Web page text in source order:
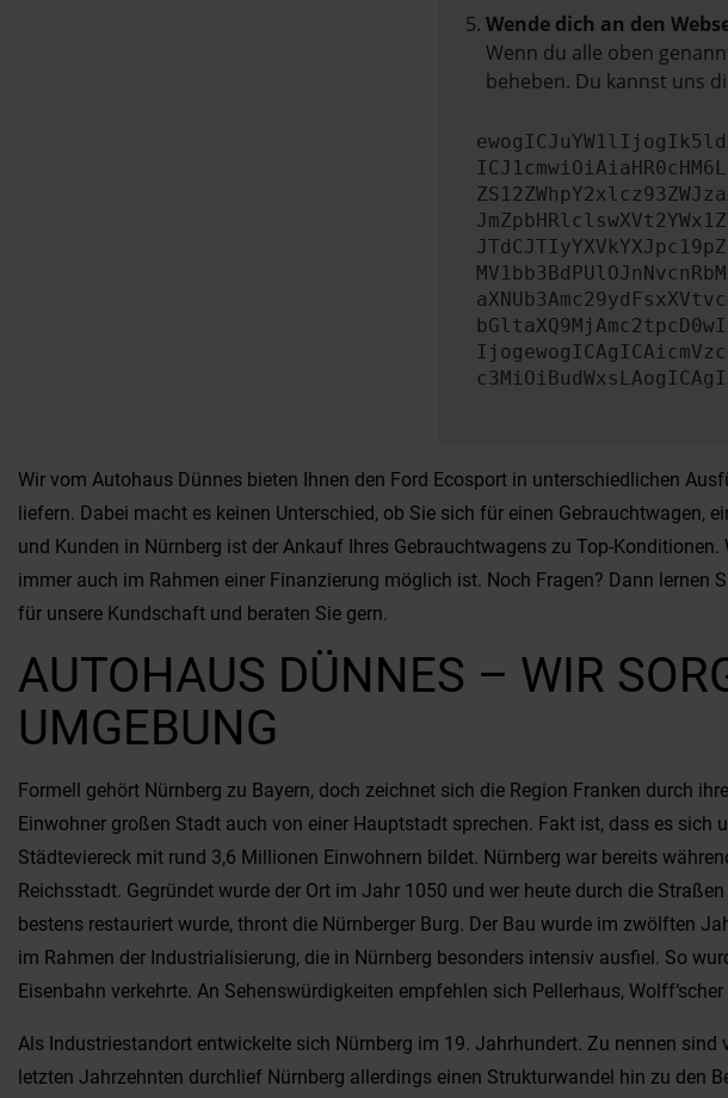
Wende dich an den
Wenn du alle oben
beheben. Du kannst uns
Wir vom Autohaus Dünnes bieten Ihnen den Ford Ecosport in unterschiedlichen
liefern. Dabei macht es keinen Unterschied, ob Sie sich für einen Gebrauchtwagen,
und Kunden in Nürnberg ist der Ankauf Ihres Gebrauchtwagens zu Top-
immer auch im Rahmen einer Finanzierung möglich ist. Noch Fragen? Dann
für unsere Kundschaft und beraten Sie gern.
AUTOHAUS DÜNNES – WIR
UMGEBUNG
Formell gehört Nürnberg zu Bayern, doch zeichnet sich die Region Franken durch
Einwohner großen Stadt auch von einer Hauptstadt sprechen. Fakt ist, dass es
Städteviereck mit rund 3,6 Millionen Einwohnern bildet. Nürnberg war bereits
Reichsstadt. Gegründet wurde der Ort im Jahr 1050 und wer heute durch die
bestens restauriert wurde, thront die Nürnberger Burg. Der Bau wurde im zwölften
im Rahmen der Industrialisierung, die in Nürnberg besonders intensiv ausfiel. So
Eisenbahn verkehrte. An Sehenswürdigkeiten empfehlen sich Pellerhaus,
Als Industriestandort entwickelte sich Nürnberg im 19. Jahrhundert. Zu nennen
letzten Jahrzehnten durchlief Nürnberg allerdings einen Strukturwandel hin zu